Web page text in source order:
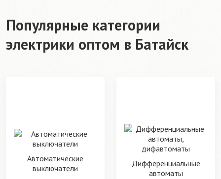
Популярные категории
электрики оптом в Батайск
Автоматические
выключатели
Дифференциальные
автоматы